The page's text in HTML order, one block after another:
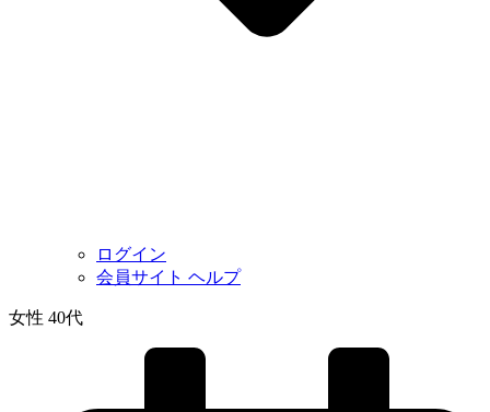
ログイン
会員サイト ヘルプ
女性 40代